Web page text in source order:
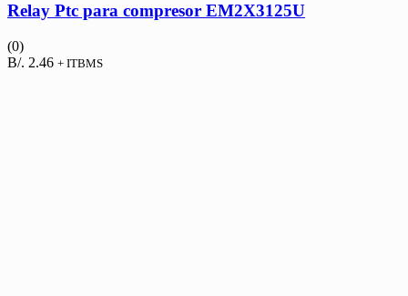
Relay Ptc para compresor EM2X3125U
(0)
B/. 2.46 + ITBMS